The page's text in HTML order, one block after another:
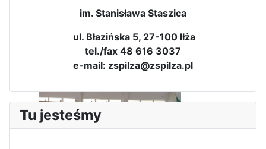
Sukces Kingi na XXXVI
Olimpiadzie Teologii Katolickiej
Obchody Święta Konstytucji 3
Maja w Iłży
im. Stanisława Staszica
ul. Błazińska 5, 27-100 Iłża
tel./fax 48 616 3037
e-mail: zspilza@zspilza.pl
Tu jesteśmy